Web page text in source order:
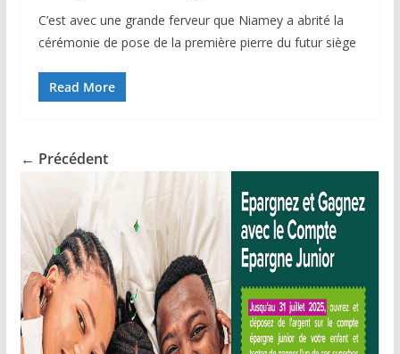
C’est avec une grande ferveur que Niamey a abrité la
cérémonie de pose de la première pierre du futur siège
Read More
← Précédent